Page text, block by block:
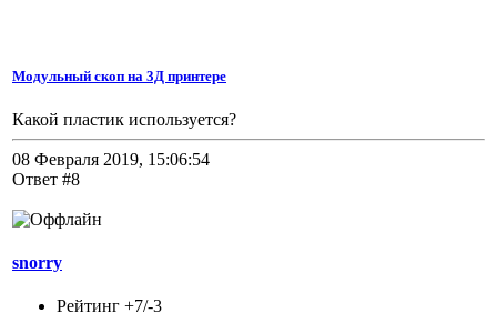
Модульный скоп на 3Д принтере
Какой пластик используется?
08 Февраля 2019, 15:06:54
Ответ #8
snorry
Рейтинг +7/-3